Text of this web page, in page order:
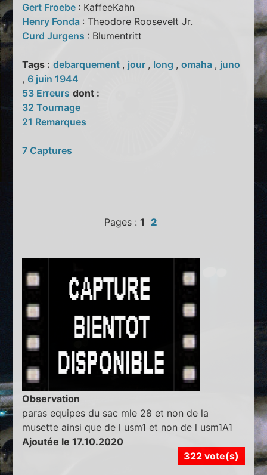
Gert Froebe : KaffeeKahn
Henry Fonda : Theodore Roosevelt Jr.
Curd Jurgens : Blumentritt
Tags : debarquement , jour , long ,omaha , juno
,6 juin 1944
53 Erreurs dont :
32 Tournage
21 Remarques
7 Captures
Pages : 1 2
Observation
paras equipes du sac mle 28 et non de la
musette ainsi que de l usm1 et non de l usm1A1
Ajoutée le 17.10.2020
322 vote(s)